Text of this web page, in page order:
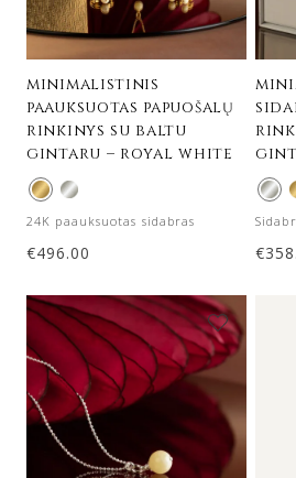
minimalistinis
paauksuotas papuošalų
rinkinys su baltu
gintaru – royal white
24K paauksuotas sidabras
€496.00 €